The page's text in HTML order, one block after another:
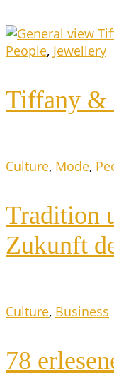
People, Jewellery
Tif­fa­ny &
Culture, Mode,
Tra­di­ti­on
Zukunft
Culture, Business
78